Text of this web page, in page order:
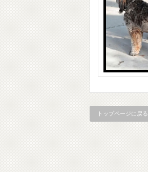
トップページに戻る